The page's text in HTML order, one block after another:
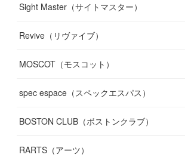
Sight Master（サイトマスター）
Revive（リヴァイブ）
MOSCOT（モスコット）
spec espace（スペックエスパス）
BOSTON CLUB（ボストンクラブ）
RARTS（アーツ）